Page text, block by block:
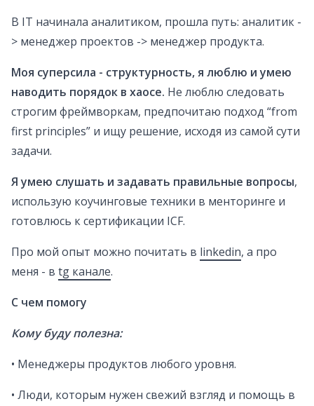
В IT начинала аналитиком, прошла путь: аналитик -
> менеджер проектов -> менеджер продукта.
Моя суперсила - структурность, я люблю и умею
наводить порядок в хаосе. Не люблю следовать
строгим фреймворкам, предпочитаю подход “from
first principles” и ищу решение, исходя из самой сути
задачи.
Я умею слушать и задавать правильные вопросы,
использую коучинговые техники в менторинге и
готовлюсь к сертификации ICF.
Про мой опыт можно почитать в linkedin, а про
меня - в tg канале.
С чем помогу
Кому буду полезна:
• Менеджеры продуктов любого уровня.
• Люди, которым нужен свежий взгляд и помощь в